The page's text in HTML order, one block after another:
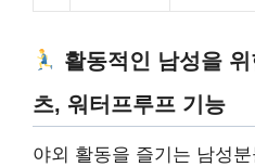
활동적인 남성을
츠, 워터프루프 기능
야외 활동을 즐기는 남성